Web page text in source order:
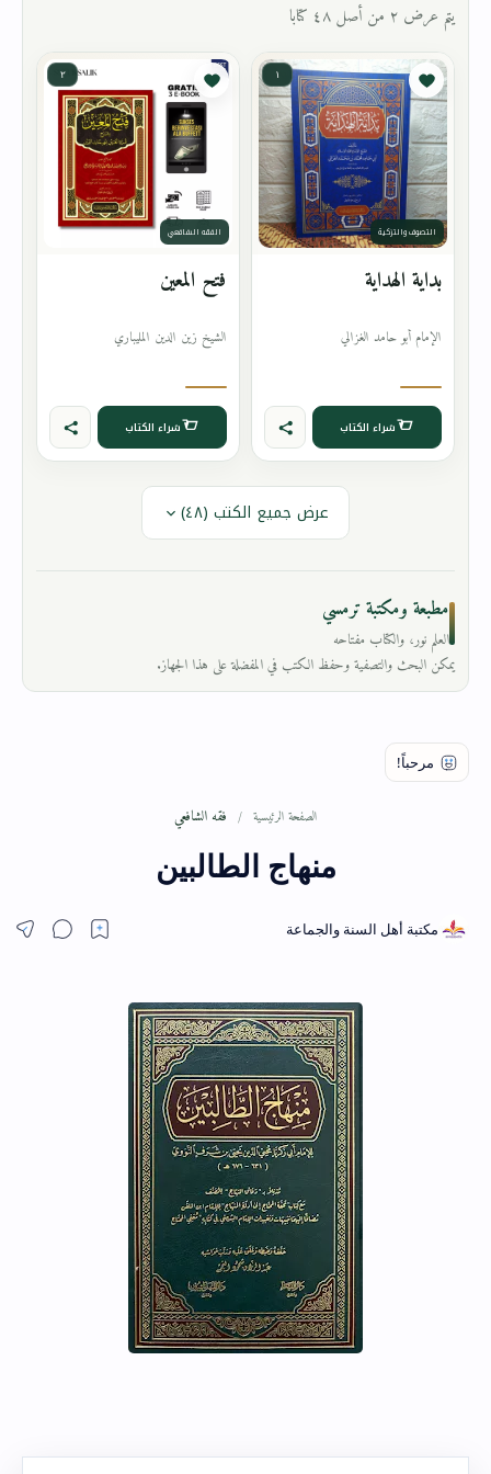
يتم عرض ٢ من أصل ٤٨ كتابا
١
التصوف والتزكية
بداية الهداية
الإمام أبو حامد الغزالي
شراء الكتاب
٢
الفقه الشافعي
فتح المعين
الشيخ زين الدين المليباري
شراء الكتاب
عرض جميع الكتب (٤٨)
مطبعة ومكتبة ترمسي
العلم نور، والكتاب مفتاحه
يمكن البحث والتصفية وحفظ الكتب في المفضلة على هذا الجهاز.
الصفحة الرئيسية فقه الشافعي
منهاج الطالبين